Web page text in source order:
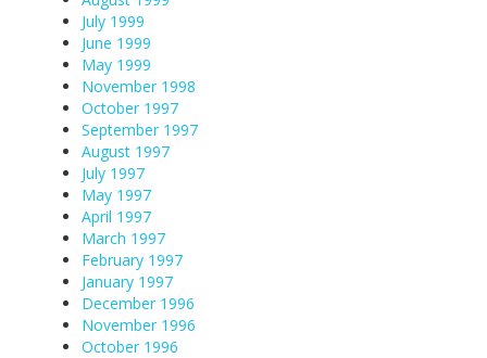
July 1999
June 1999
May 1999
November 1998
October 1997
September 1997
August 1997
July 1997
May 1997
April 1997
March 1997
February 1997
January 1997
December 1996
November 1996
October 1996